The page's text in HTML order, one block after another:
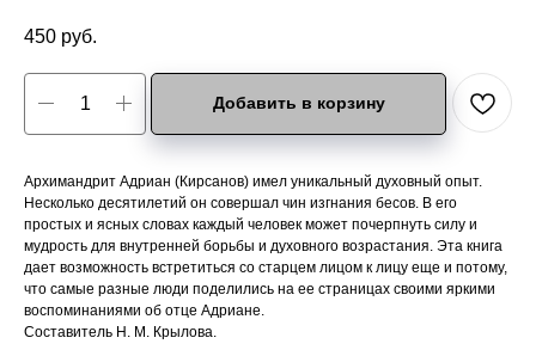
450 руб.
Добавить в корзину
Архимандрит Адриан (Кирсанов) имел уникальный духовный опыт.
Несколько десятилетий он совершал чин изгнания бесов. В его
простых и ясных словах каждый человек может почерпнуть силу и
мудрость для внутренней борьбы и духовного возрастания. Эта книга
дает возможность встретиться со старцем лицом к лицу еще и потому,
что самые разные люди поделились на ее страницах своими яркими
воспоминаниями об отце Адриане.
Составитель Н. М. Крылова.